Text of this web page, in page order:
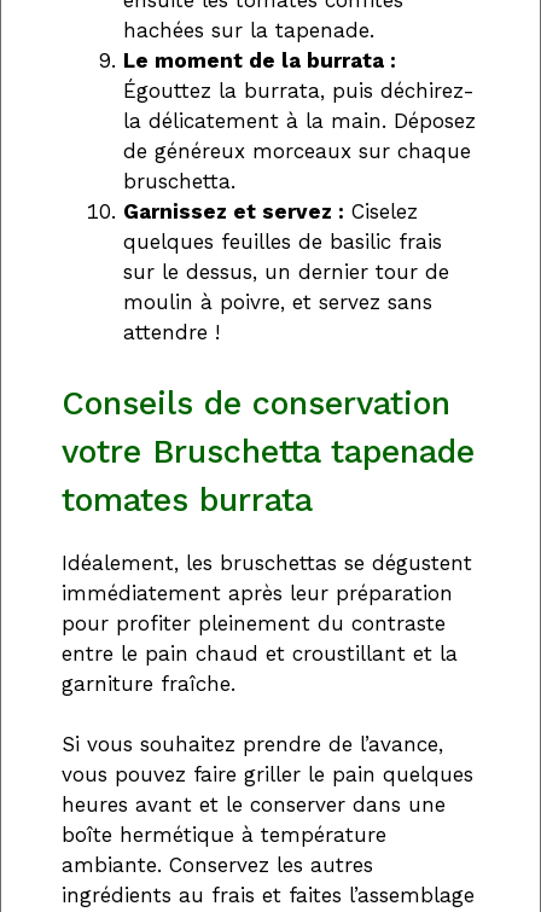
hachées sur la tapenade.
Le moment de la burrata :
Égouttez la burrata, puis déchirez-
la délicatement à la main. Déposez
de généreux morceaux sur chaque
bruschetta.
Garnissez et servez : Ciselez
quelques feuilles de basilic frais
sur le dessus, un dernier tour de
moulin à poivre, et servez sans
attendre !
Conseils de conservation
votre Bruschetta tapenade
tomates burrata
Idéalement, les bruschettas se dégustent
immédiatement après leur préparation
pour profiter pleinement du contraste
entre le pain chaud et croustillant et la
garniture fraîche.
Si vous souhaitez prendre de l’avance,
vous pouvez faire griller le pain quelques
heures avant et le conserver dans une
boîte hermétique à température
ambiante. Conservez les autres
ingrédients au frais et faites l’assemblage